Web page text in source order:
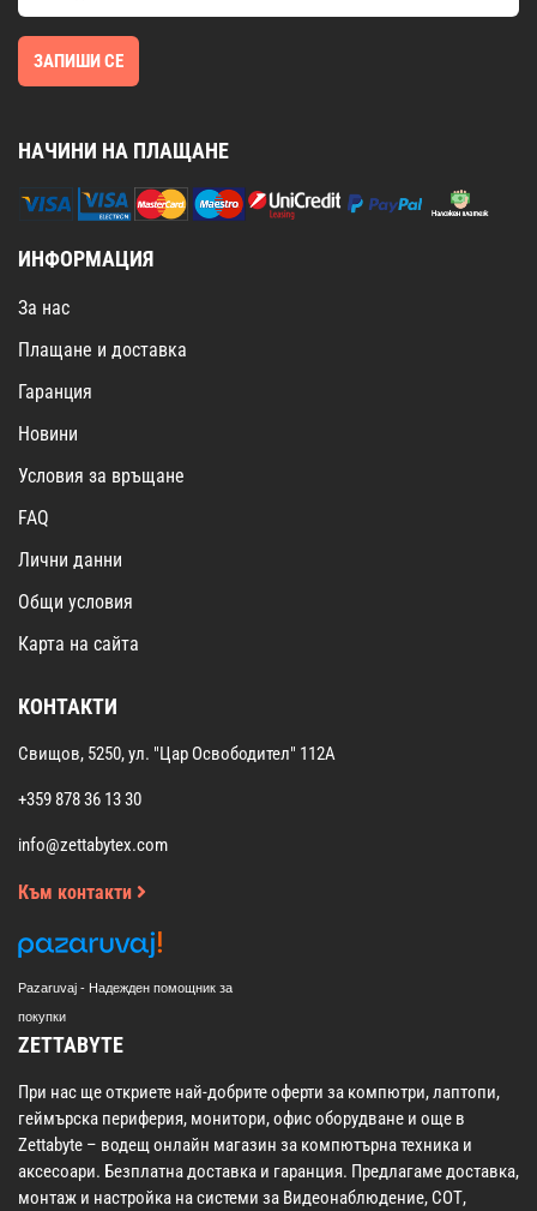
ЗАПИШИ СЕ
НАЧИНИ НА ПЛАЩАНЕ
ИНФОРМАЦИЯ
За нас
Плащане и доставка
Гаранция
Новини
Условия за връщане
FAQ
Лични данни
Общи условия
Карта на сайта
КОНТАКТИ
Свищов, 5250, ул. "Цар Освободител" 112А
+359 878 36 13 30
info@zettabytex.com
Към контакти
Pazaruvaj - Надежден помощник за
покупки
ZETTABYTE
При нас ще откриете най-добрите оферти за компютри, лаптопи,
геймърска периферия, монитори, офис оборудване и още в
Zettabyte – водещ онлайн магазин за компютърна техника и
аксесоари. Безплатна доставка и гаранция. Предлагаме доставка,
монтаж и настройка на системи за Видеонаблюдение, СОТ,